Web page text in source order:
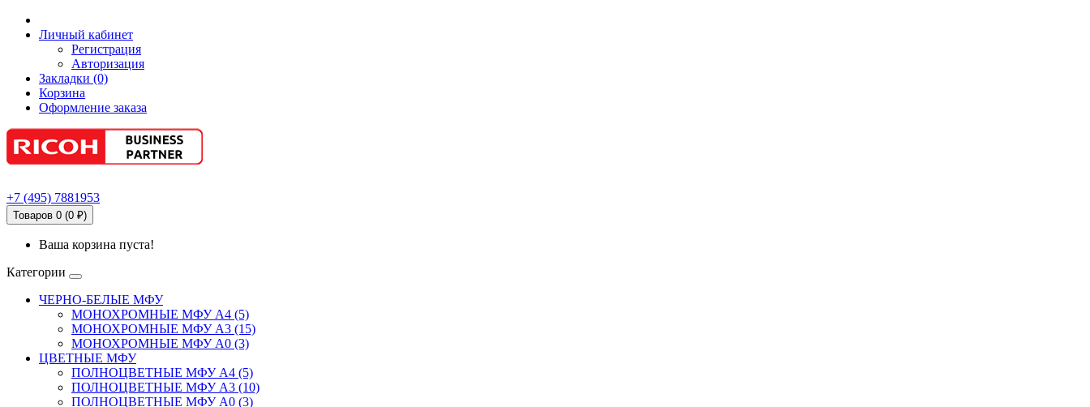
Личный кабинет
Регистрация
Авторизация
Закладки (0)
Корзина
Оформление заказа
+7 (495) 7881953
Товаров 0 (0 ₽)
Ваша корзина пуста!
Категории
ЧЕРНО-БЕЛЫЕ МФУ
МОНОХРОМНЫЕ МФУ А4 (5)
МОНОХРОМНЫЕ МФУ А3 (15)
МОНОХРОМНЫЕ МФУ А0 (3)
ЦВЕТНЫЕ МФУ
ПОЛНОЦВЕТНЫЕ МФУ А4 (5)
ПОЛНОЦВЕТНЫЕ МФУ А3 (10)
ПОЛНОЦВЕТНЫЕ МФУ А0 (3)